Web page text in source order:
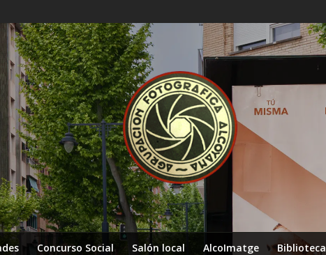
Concurso Social Salón local AlcoImatge Biblioteca